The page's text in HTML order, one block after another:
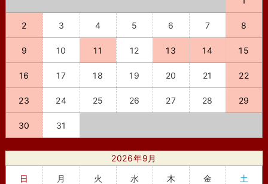
2 3 4 5 6 7 8
9 10 11 12 13 14 15
16 17 18 19 20 21 22
23 24 25 26 27 28 29
30 31
2026年9月
日
月 火 水 木 金 土